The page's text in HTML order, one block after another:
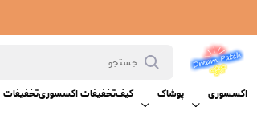
اکسسوری پوشاک کیفتخفیفات اکسسوری